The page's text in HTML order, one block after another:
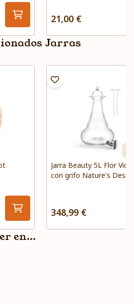
21,00 €
Jarras
Jarra Beauty 5L Flor
con grifo Nature's
348,99 €
en...